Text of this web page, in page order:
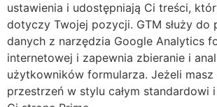
ustawienia i udostępniają Ci treści,
dotyczy Twojej pozycji. GTM służy do
danych z narzędzia Google Analytics
internetowej i zapewnia zbieranie i
użytkowników formularza. Jeżeli masz
przestrzeń w stylu całym standardowi